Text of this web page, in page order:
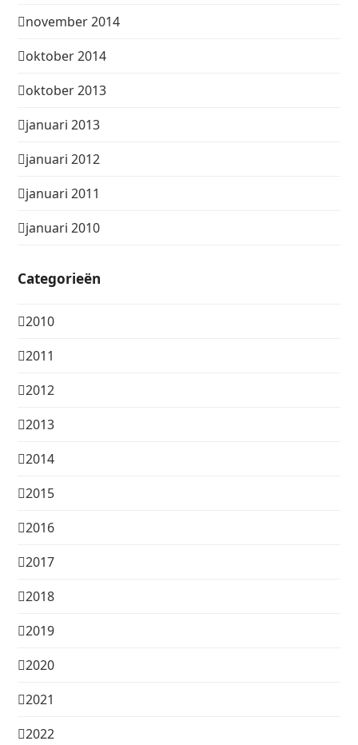
november 2014
oktober 2014
oktober 2013
januari 2013
januari 2012
januari 2011
januari 2010
Categorieën
2010
2011
2012
2013
2014
2015
2016
2017
2018
2019
2020
2021
2022